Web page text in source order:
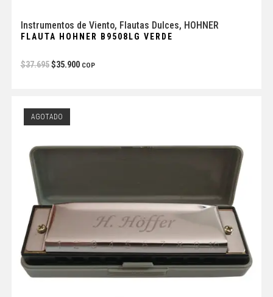
Instrumentos de Viento, Flautas Dulces, HOHNER
FLAUTA HOHNER B9508LG VERDE
$37.695 $35.900 COP
AGOTADO